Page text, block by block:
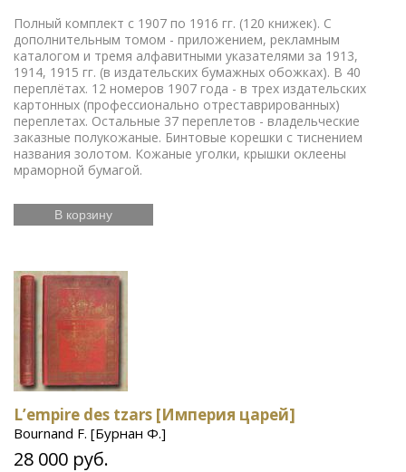
Полный комплект с 1907 по 1916 гг. (120 книжек). С
дополнительным томом - приложением, рекламным
каталогом и тремя алфавитными указателями за 1913,
1914, 1915 гг. (в издательских бумажных обожках). В 40
переплётах. 12 номеров 1907 года - в трех издательских
картонных (профессионально отреставрированных)
переплетах. Остальные 37 переплетов - владельческие
заказные полукожаные. Бинтовые корешки с тиснением
названия золотом. Кожаные уголки, крышки оклеены
мраморной бумагой.
В корзину
L’empire des tzars [Империя царей]
Bournand F. [Бурнан Ф.]
28 000 руб.